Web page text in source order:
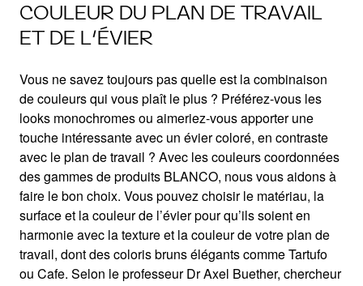
COULEUR DU PLAN DE TRAVAIL
ET DE L’ÉVIER
Vous ne savez toujours pas quelle est la combinaison
de couleurs qui vous plaît le plus ? Préférez-vous les
looks monochromes ou aimeriez-vous apporter une
touche intéressante avec un évier coloré, en contraste
avec le plan de travail ? Avec les couleurs coordonnées
des gammes de produits BLANCO, nous vous aidons à
faire le bon choix. Vous pouvez choisir le matériau, la
surface et la couleur de l’évier pour qu’ils soient en
harmonie avec la texture et la couleur de votre plan de
travail, dont des coloris bruns élégants comme Tartufo
ou Cafe. Selon le professeur Dr Axel Buether, chercheur